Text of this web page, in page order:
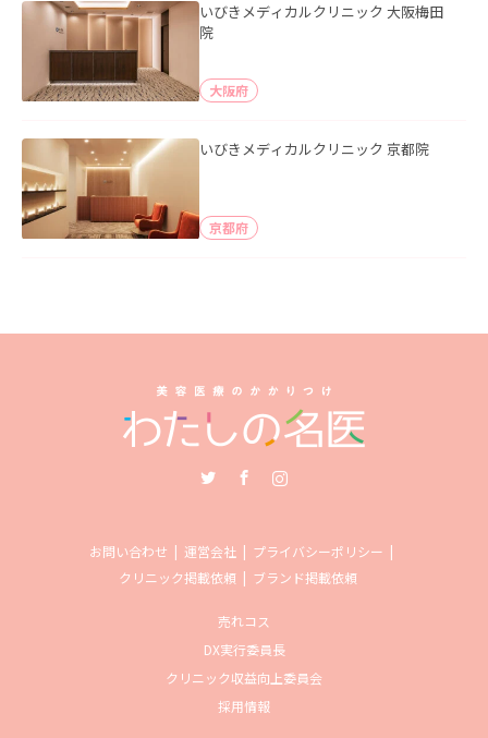
いびきメディカルクリニック 大阪梅田
院
大阪府
いびきメディカルクリニック 京都院
京都府
お問い合わせ 運営会社
プライバシーポリシー
クリニック掲載依頼
ブランド掲載依頼
売れコス
DX実行委員長
クリニック収益向上委員会
採用情報